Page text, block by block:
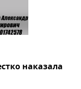
наказала